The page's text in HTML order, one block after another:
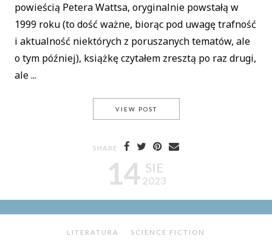
powieścią Petera Wattsa, oryginalnie powstałą w
1999 roku (to dość ważne, biorąc pod uwagę trafność
i aktualność niektórych z poruszanych tematów, ale
o tym później), książkę czytałem zresztą po raz drugi,
ale ...
14 SIE
2023
VIEW POSTPRAWDA MIESZKA W
SHARE
LITERATURA SCIENCE FICTION